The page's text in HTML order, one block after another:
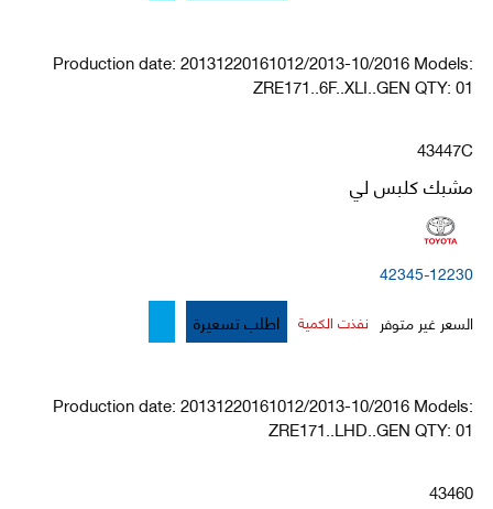
Production date: 20131220161012/2013-10/2016 Models:
ZRE171..6F..XLI..GEN QTY: 01
43447C
مشبك كلبس لي
42345-12230
السعر غير متوفر نفذت الكمية اطلب تسعيرة
Production date: 20131220161012/2013-10/2016 Models:
ZRE171..LHD..GEN QTY: 01
43460